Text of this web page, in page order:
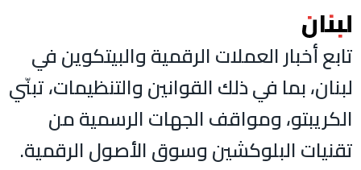
لبنان
تابع أخبار العملات الرقمية والبيتكوين في
لبنان، بما في ذلك القوانين والتنظيمات، تبنّي
الكريبتو، ومواقف الجهات الرسمية من
تقنيات البلوكشين وسوق الأصول الرقمية.